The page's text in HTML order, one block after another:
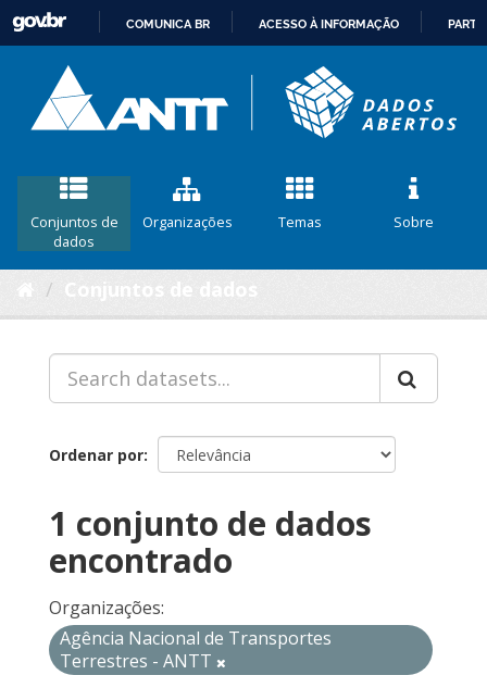
CONTEÚDO
COMUNICA BR ACESSO À INFORMAÇÃO
Conjuntos de
dados
Organizações Temas Sobre
Ordenar por
1 conjunto de dados
encontrado
Organizações:
Agência Nacional de Transportes
Terrestres - ANTT